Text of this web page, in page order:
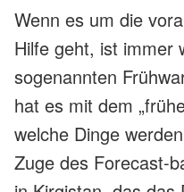
Wenn es um die
Hilfe geht, ist immer
sogenannten
hat es mit dem
welche Dinge
Zuge des Forecast-